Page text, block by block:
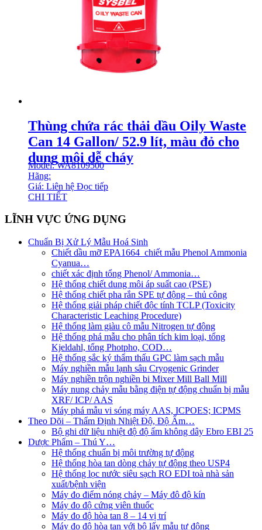
Thùng chứa rác thải dầu Oily Waste
Can 14 Gallon/ 52.9 lít, màu đỏ cho
dung môi dễ cháy
Model: WA8109500
Hãng:
Giá: Liên hệ Đọc tiếp
CHI TIẾT
LĨNH VỰC ỨNG DỤNG
Chuẩn Bị Xử Lý Mẫu Hoá Sinh
Chiết dầu mỡ EPA1664_chiết mẫu Phenol Ammonia
Cyanua…
chiết xác định tổng Phenol/ Ammonia…
Hệ thống chiết dung môi áp suất cao (PSE)
Hệ thống chiết pha rắn SPE tự động – thủ công
Hệ thống giải pháp chiết độc tính TCLP (Toxicity
Characteristic Leaching Procedure)
Hệ thống làm giàu cô mẫu Nitrogen tự động
Hệ thống phá mẫu cho phân tích kim loại, tổng
Kjeldahl, tổng Photpho, COD…
Hệ thống sắc ký thẩm thấu GPC làm sạch mẫu
Máy nghiền mẫu lạnh sâu Cryogenic Grinder
Máy nghiền trộn nghiền bi Mixer Mill Ball Mill
Máy nung chảy mẫu bằng điện tự động chuẩn bị mẫu
XRF/ ICP/ AAS
Máy phá mẫu vi sóng máy AAS, ICPOES; ICPMS
Theo Dõi – Thẩm Định Nhiệt Độ, Độ Ẩm…
Bộ ghi dữ liệu nhiệt độ độ ẩm không dây Ebro EBI 25
Dược Phẩm – Thú Y…
Hệ thống chuẩn bị môi trường tự động
Hệ thống hòa tan dòng chảy tự động theo USP4
Hệ thống lọc nước siêu sạch RO EDI​​ toà nhà sản
xuất/bệnh viện
Máy đo điểm nóng chảy – Máy đô độ kín
Máy đo độ cứng viên thuốc
Máy đo độ hòa tan 8 – 14 vị trí
Máy đo độ hòa tan với bộ lấy mẫu tự động